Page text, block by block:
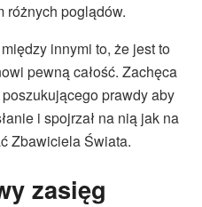
różnych poglądów.
innymi to, że jest to
pewną całość. Zachęca
prawdy aby
i spojrzał na nią jak na
Zbawiciela Świata.
zasięg